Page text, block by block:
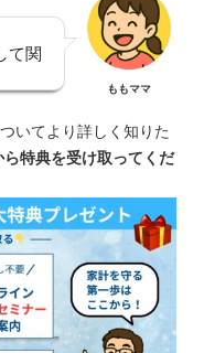
て関
ももママ
いてより詳しく知りた
特典を受け取ってくだ